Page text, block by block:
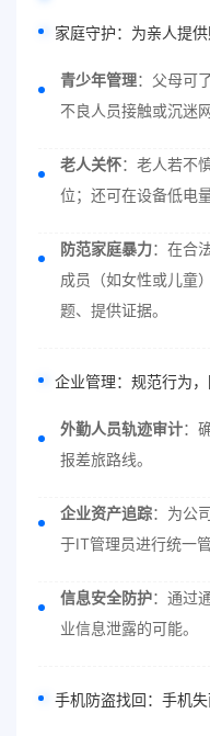
家庭守护：为亲人提
青少年管理：父母可
不良人员接触或沉迷
老人关怀：老人若不
位；还可在设备低电
防范家庭暴力：在合
成员（如女性或儿童
题、提供证据。
企业管理：规范行为
外勤人员轨迹审计：
报差旅路线。
企业资产追踪：为公
于IT管理员进行统一
信息安全防护：通过
业信息泄露的可能。
手机防盗找回：手机